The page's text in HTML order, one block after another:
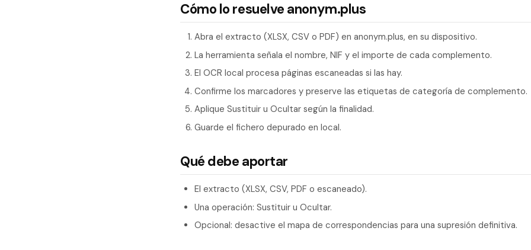
Cómo lo resuelve anonym.plus
Abra el extracto (XLSX, CSV o PDF) en anonym.plus, en su dispositivo.
La herramienta señala el nombre, NIF y el importe de cada complemento.
El OCR local procesa páginas escaneadas si las hay.
Confirme los marcadores y preserve las etiquetas de categoría de complemento.
Aplique Sustituir u Ocultar según la finalidad.
Guarde el fichero depurado en local.
Qué debe aportar
El extracto (XLSX, CSV, PDF o escaneado).
Una operación: Sustituir u Ocultar.
Opcional: desactive el mapa de correspondencias para una supresión definitiva.